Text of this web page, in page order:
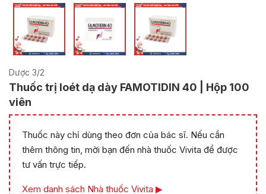
Dược 3/2
Thuốc trị loét dạ dày FAMOTIDIN 40 | Hộp 100
viên
Thuốc này chỉ dùng theo đơn của bác sĩ. Nếu cần
thêm thông tin, mời bạn đến nhà thuốc Vivita để được
tư vấn trực tiếp.
Xem danh sách Nhà thuốc Vivita ▶